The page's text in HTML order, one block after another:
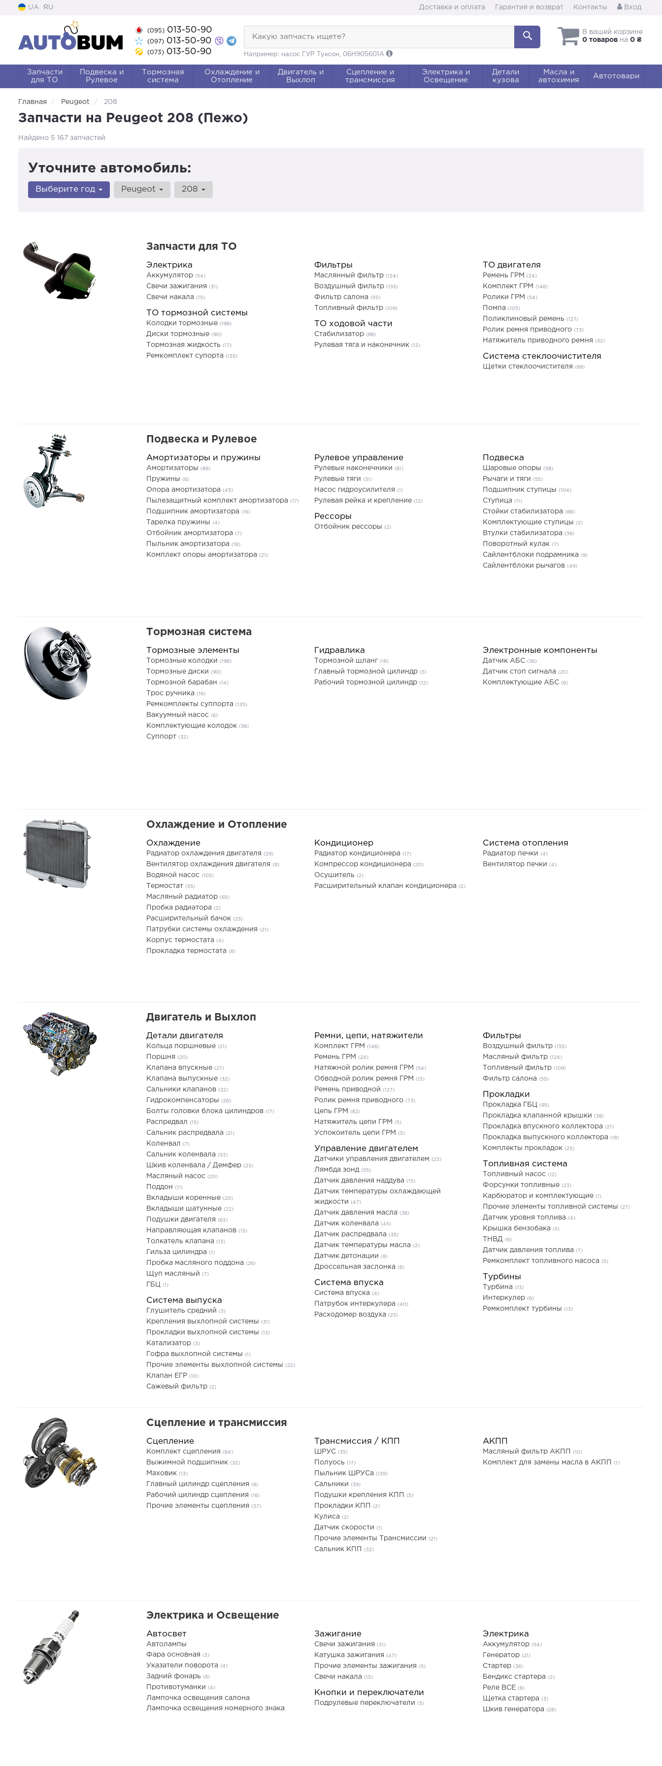
UA RU Доставка и оплата Гарантия и возврат Контакты Вход
(095)013-50-90
(097)013-50-90
(073)013-50-90
В вашей корзине
0 товаров на 0 ₴
Какую запчасть ищете?
Например: насос ГУР Туксон, 06H905601A
Запчасти
для ТО
Подвеска и
Рулевое
Тормозная
система
Охлаждение и
Отопление
Двигатель и
Выхлоп
Сцепление и
трансмиссия
Электрика и
Освещение
Детали
кузова
Масла и
автохимия
Автотовари
Главная Peugeot 208
Запчасти на Peugeot 208 (Пежо)
Найдено 5 167 запчастей
Уточните автомобиль:
Выберите год Peugeot 208
Запчасти для ТО
Электрика
Аккумулятор (54)
Свечи зажигания (31)
Свечи накала (15)
Фильтры
Маслянный фильтр (124)
Воздушный фильтр (155)
Фильтр салона (55)
Топливный фильтр (109)
ТО двигателя
Ремень ГРМ (24)
Комплект ГРМ (146)
Ролики ГРМ (54)
Помпа (105)
Поликлиновый ремень (127)
Ролик ремня приводного (73)
Натяжитель приводного ремня (32)
ТО тормозной системы
Колодки тормозные (198)
Диски тормозные (90)
Тормозная жидкость (17)
Ремкомплект супорта (135)
ТО ходовой части
Стабилизатор (88)
Рулевая тяга и наконечник (12)
Система стеклоочистителя
Щетки стеклоочистителя (69)
Подвеска и Рулевое
Амортизаторы и пружины
Амортизаторы (89)
Пружины (6)
Опора амортизатора (45)
Пылезащитный комплект амортизатора (17)
Подшипник амортизатора (16)
Тарелка пружины (4)
Отбойник амортизатора (7)
Пыльник амортизатора (18)
Комплект опоры амортизатора (21)
Рулевое управление
Рулевые наконечники (81)
Рулевые тяги (31)
Насос гидроусилителя (1)
Рулевая рейка и крепление (12)
Подвеска
Шаровые опоры (58)
Рычаги и тяги (55)
Подшипник ступицы (104)
Ступица (11)
Стойки стабилизатора (88)
Комплектующие ступицы (2)
Втулки стабилизатора (38)
Поворотный кулак (7)
Сайлентблоки подрамника (9)
Сайлентблоки рычагов (49)
Рессоры
Отбойник рессоры (2)
Тормозная система
Тормозные элементы
Тормозные колодки (198)
Тормозные диски (90)
Тормозной барабан (14)
Трос ручника (16)
Ремкомплекты суппорта (135)
Вакуумный насос (6)
Комплектующие колодок (36)
Суппорт (32)
Гидравлика
Тормозной шланг (16)
Главный тормозной цилиндр (5)
Рабочий тормозной цилиндр (12)
Электронные компоненты
Датчик АБС (36)
Датчик стоп сигнала (20)
Комплектующие АБС (6)
Охлаждение и Отопление
Охлаждение
Радиатор охлаждения двигателя (29)
Вентилятор охлаждения двигателя (8)
Водяной насос (105)
Термостат (55)
Масляный радиатор (65)
Пробка радиатора (2)
Расширительный бачок (25)
Патрубки системы охлаждения (21)
Корпус термостата (4)
Прокладка термостата (8)
Кондиционер
Радиатор кондиционера (17)
Компрессор кондиционера (20)
Осушитель (2)
Расширительный клапан кондиционера (2)
Система отопления
Радиатор печки (4)
Вентилятор печки (4)
Двигатель и Выхлоп
Детали двигателя
Кольца поршневые (21)
Поршня (20)
Клапана впускные (27)
Клапана выпускные (32)
Сальники клапанов (32)
Гидрокомпенсаторы (26)
Болты головки блока цилиндров (17)
Распредвал (15)
Сальник распредвала (21)
Коленвал (7)
Сальник коленвала (53)
Шкив коленвала / Демфер (23)
Масляный насос (20)
Поддон (11)
Вкладыши коренные (20)
Вкладыши шатунные (22)
Подушки двигателя (63)
Направляющая клапанов (15)
Толкатель клапана (13)
Гильза цилиндра (1)
Пробка масляного поддона (26)
Щуп масляный (7)
ГБЦ (1)
Ремни, цепи, натяжители
Комплект ГРМ (146)
Ремень ГРМ (24)
Натяжной ролик ремня ГРМ (54)
Обводной ролик ремня ГРМ (15)
Ремень приводной (127)
Ролик ремня приводного (73)
Цепь ГРМ (82)
Натяжитель цепи ГРМ (5)
Успокоитель цепи ГРМ (5)
Фильтры
Воздушный фильтр (155)
Масляный фильтр (124)
Топливный фильтр (109)
Фильтр салона (55)
Прокладки
Прокладка ГБЦ (95)
Прокладка клапанной крышки (38)
Прокладка впускного коллектора (21)
Прокладка выпускного коллектора (18)
Комплекты прокладок (25)
Управление двигателем
Датчики управления двигателем (23)
Лямбда зонд (55)
Датчик давления наддува (15)
Датчик температуры охлаждающей
жидкости (47)
Датчик давления масла (36)
Датчик коленвала (45)
Датчик распредвала (35)
Датчик температуры масла (2)
Датчик детонации (8)
Дроссельная заслонка (6)
Топливная система
Топливный насос (12)
Форсунки топливные (23)
Карбюратор и комплектующие (1)
Прочие элементы топливной системы (27)
Датчик уровня топлива (4)
Крышка бензобака (5)
ТНВД (6)
Датчик давления топлива (7)
Ремкомплект топливного насоса (5)
Турбины
Турбина (13)
Интеркулер (6)
Ремкомплект турбины (13)
Система впуска
Система впуска (4)
Патрубок интеркулера (40)
Расходомер воздуха (23)
Система выпуска
Глушитель средний (3)
Крепления выхлопной системы (31)
Прокладки выхлопной системы (13)
Катализатор (3)
Гофра выхлопной системы (1)
Прочие элементы выхлопной системы (22)
Клапан ЕГР (10)
Сажевый фильтр (2)
Сцепление и трансмиссия
Сцепление
Комплект сцепления (64)
Выжимной подшипник (32)
Маховик (13)
Главный цилиндр сцепления (9)
Рабочий цилиндр сцепления (16)
Прочие элементы сцепления (37)
Трансмиссия / КПП
ШРУС (35)
Полуось (17)
Пыльник ШРУСа (139)
Сальники (39)
Подушки крепления КПП (5)
Прокладки КПП (2)
Кулиса (2)
Датчик скорости (1)
Прочие элементы Трансмиссии (21)
Сальник КПП (32)
АКПП
Масляный фильтр АКПП (10)
Комплект для замены масла в АКПП (1)
Электрика и Освещение
Автосвет
Автолампы
Фара основная (3)
Указатели поворота (4)
Задний фонарь (6)
Противотуманки (4)
Лампочка освещения салона
Лампочка освещения номерного знака
Зажигание
Свечи зажигания (31)
Катушка зажигания (47)
Прочие элементы зажигания (5)
Свечи накала (15)
Электрика
Аккумулятор (54)
Генератор (21)
Стартер (36)
Бендикс стартера (2)
Реле ВСЕ (6)
Щетка стартера (3)
Шкив генератора (28)
Кнопки и переключатели
Подрулевые переключатели (5)